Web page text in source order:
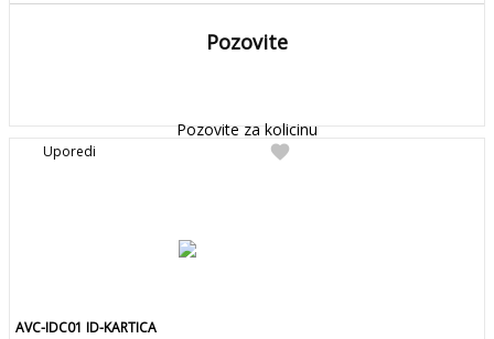
Pozovite
Pozovite za kolicinu
favorite
Uporedi
AVC-IDC01 ID-KARTICA